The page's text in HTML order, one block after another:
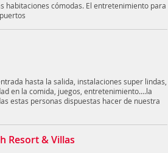
habitaciones cómodas. El entretenimiento para
hasta la salida, instalaciones super lindas,
en la comida, juegos, entretenimiento....la
estas personas dispuestas hacer de nuestra
Resort & Villas